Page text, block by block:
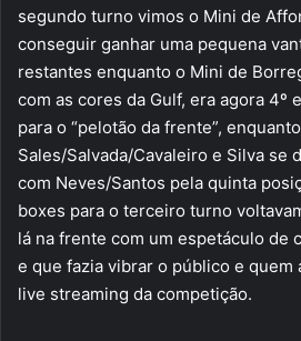
segundo turno vimos o Mini de
conseguir ganhar uma pequena
restantes enquanto o Mini de
com as cores da Gulf, era agora 4º
para o “pelotão da frente”, enquanto
Sales/Salvada/Cavaleiro e Silva se
com Neves/Santos pela quinta
boxes para o terceiro turno
lá na frente com um espetáculo de
e que fazia vibrar o público e quem
live streaming da competição.